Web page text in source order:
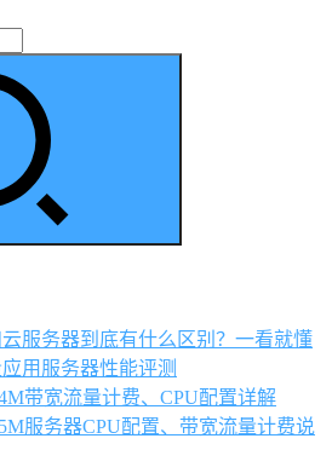
服务器到底有什么区别？一看就懂
用服务器性能评测
带宽流量计费、CPU配置详解
服务器CPU配置、带宽流量计费说